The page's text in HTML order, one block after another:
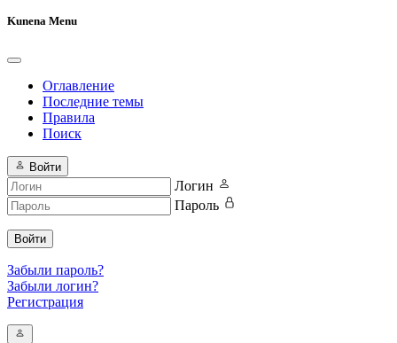
Kunena Menu
Оглавление
Последние темы
Правила
Поиск
Войти
Логин
Пароль
Войти
Забыли пароль?
Забыли логин?
Регистрация